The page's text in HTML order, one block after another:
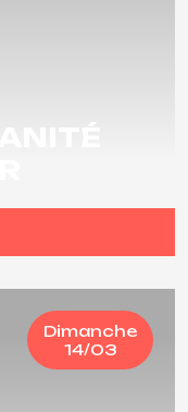
Dimanche
14/03